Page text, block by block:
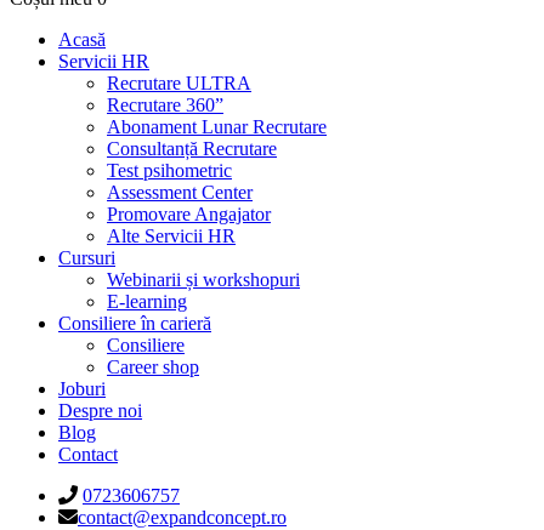
Acasă
Servicii HR
Recrutare ULTRA
Recrutare 360”
Abonament Lunar Recrutare
Consultanță Recrutare
Test psihometric
Assessment Center
Promovare Angajator
Alte Servicii HR
Cursuri
Webinarii și workshopuri
E-learning
Consiliere în carieră
Consiliere
Career shop
Joburi
Despre noi
Blog
Contact
0723606757
contact@expandconcept.ro